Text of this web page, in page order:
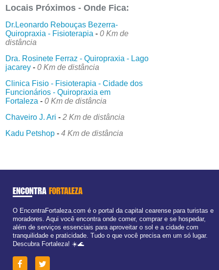
Locais Próximos - Onde Fica:
Dr.Leonardo Rebouças Bezerra-
Quiropraxia - Fisioterapia -0 Km de
distância
Dra. Rosinete Ferraz - Quiropraxia - Lago
jacarey -0 Km de distância
Clinica Fisio - Fisioterapia - Cidade dos
Funcionários - Quiropraxia em
Fortaleza -0 Km de distância
Chaveiro J. Ari -2 Km de distância
Kadu Petshop -4 Km de distância
ENCONTRA FORTALEZA
O EncontraFortaleza.com é o portal da capital cearense para turistas e
moradores. Aqui você encontra onde comer, comprar e se hospedar,
além de serviços essenciais para aproveitar o sol e a cidade com
tranquilidade e praticidade. Tudo o que você precisa em um só lugar.
Descubra Fortaleza! ☀️🌊